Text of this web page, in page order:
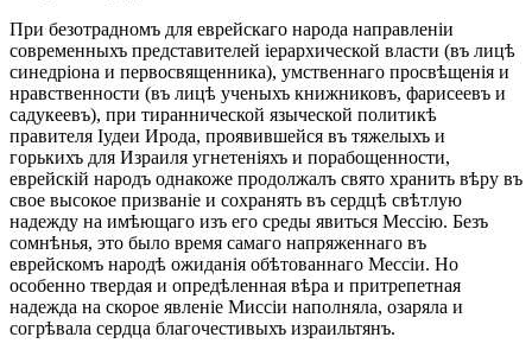
При безотрадномъ для еврейскаго народа направленіи
современныхъ представителей іерархической власти (въ лицѣ
синедріона и первосвященника), умственнаго просвѣщенія и
нравственности (въ лицѣ ученыхъ книжниковъ, фарисеевъ и
садукеевъ), при тираннической языческой политикѣ
правителя Іудеи Ирода, проявившейся въ тяжелыхъ и
горькихъ для Израиля угнетеніяхъ и порабощенности,
еврейскій народъ однакоже продолжалъ свято хранить вѣру въ
свое высокое призваніе и сохранять въ сердцѣ свѣтлую
надежду на имѣющаго изъ его среды явиться Мессію. Безъ
сомнѣнья, это было время самаго напряженнаго въ
еврейскомъ народѣ ожиданія обѣтованнаго Мессіи. Но
особенно твердая и опредѣленная вѣра и притрепетная
надежда на скорое явленіе Миссіи наполняла, озаряла и
согрѣвала сердца благочестивыхъ израильтянъ.